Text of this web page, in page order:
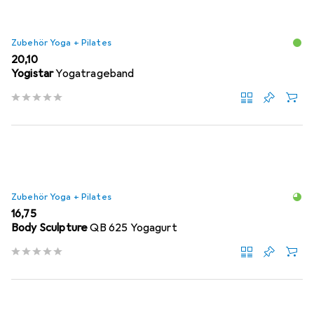
Zubehör Yoga + Pilates
EUR
20,10
YogistarYogatrageband
Zubehör Yoga + Pilates
EUR
16,75
Body SculptureQB 625 Yogagurt